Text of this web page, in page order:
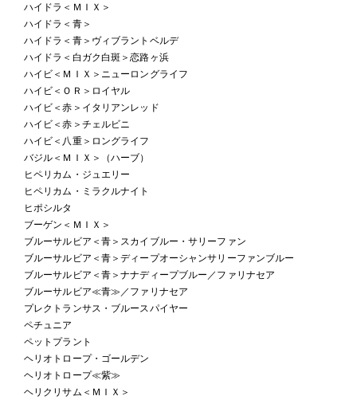
ハイドラ＜ＭＩＸ＞
ハイドラ＜青＞
ハイドラ＜青＞ヴィブラントベルデ
ハイドラ＜白ガク白斑＞恋路ヶ浜
ハイビ＜ＭＩＸ＞ニューロングライフ
ハイビ＜ＯＲ＞ロイヤル
ハイビ＜赤＞イタリアンレッド
ハイビ＜赤＞チェルビニ
ハイビ＜八重＞ロングライフ
バジル＜ＭＩＸ＞（ハーブ）
ヒペリカム・ジュエリー
ヒペリカム・ミラクルナイト
ヒポシルタ
ブーゲン＜ＭＩＸ＞
ブルーサルビア＜青＞スカイブルー・サリーファン
ブルーサルビア＜青＞ディープオーシャンサリーファンブルー
ブルーサルビア＜青＞ナナディープブルー／ファリナセア
ブルーサルビア≪青≫／ファリナセア
プレクトランサス・ブルースパイヤー
ペチュニア
ペットプラント
ヘリオトロープ・ゴールデン
ヘリオトロープ≪紫≫
ヘリクリサム＜ＭＩＸ＞